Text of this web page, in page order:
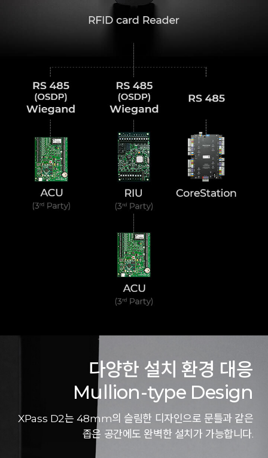
다양한 설치 환경 대응
Mullion-type Design
XPass D2는 48mm의 슬림한 디자인으로 문틀과 같은
좁은 공간에도 완벽한 설치가 가능합니다.